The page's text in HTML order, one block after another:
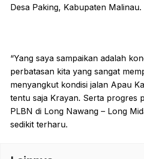
Desa Paking, Kabupaten Malinau.
“Yang saya sampaikan adalah
perbatasan kita yang sangat
menyangkut kondisi jalan Apau
tentu saja Krayan. Serta progres
PLBN di Long Nawang – Long
sedikit terharu.